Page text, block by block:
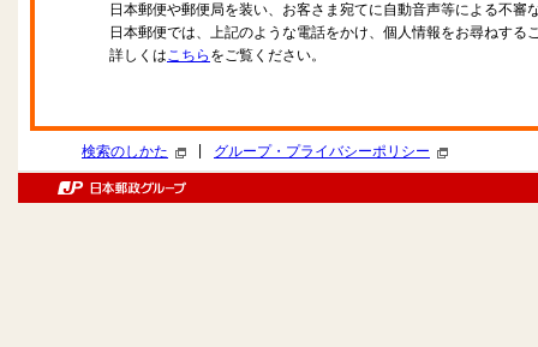
日本郵便や郵便局を装い、お客さま宛てに自動音声等による不審
日本郵便では、上記のような電話をかけ、個人情報をお尋ねする
詳しくはこちら をご覧ください。
検索のしかた グループ・プライバシーポリシー